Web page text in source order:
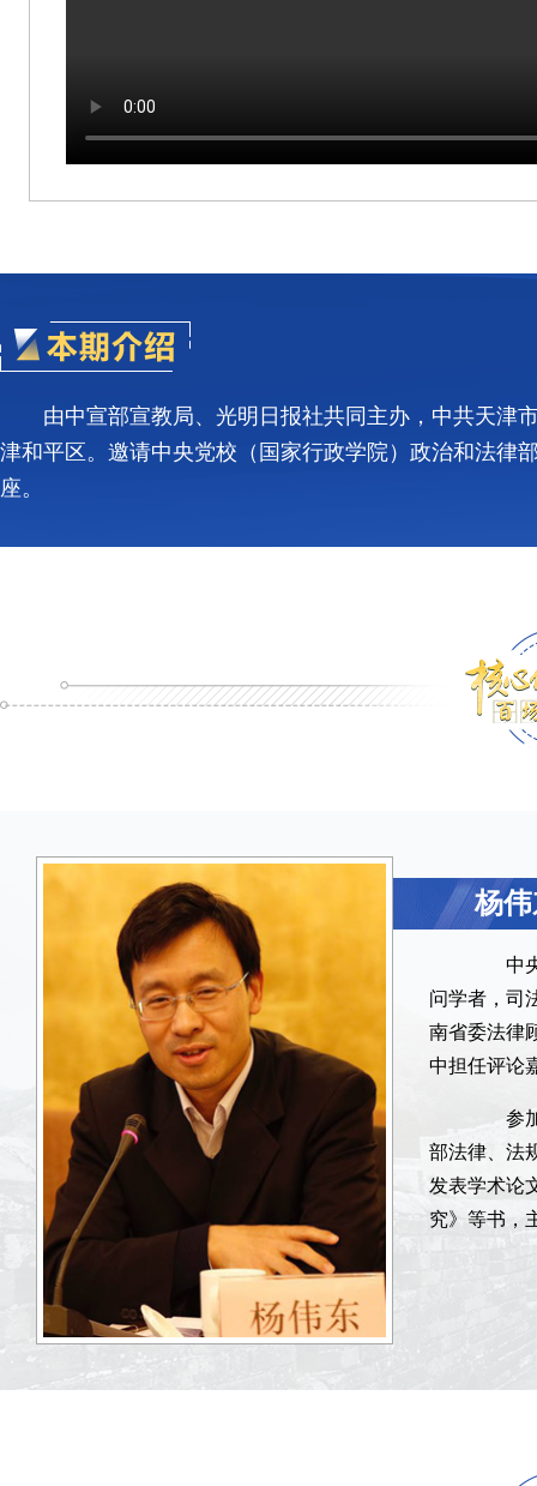
由中宣部宣教局、光明日报社共同主办，中共天津
津和平区。邀请中央党校（国家行政学院）政治和法律
座。
杨
中央
问学者，司
南省委法律
中担任评论
参加
部法律、法
发表学术论
究》等书，